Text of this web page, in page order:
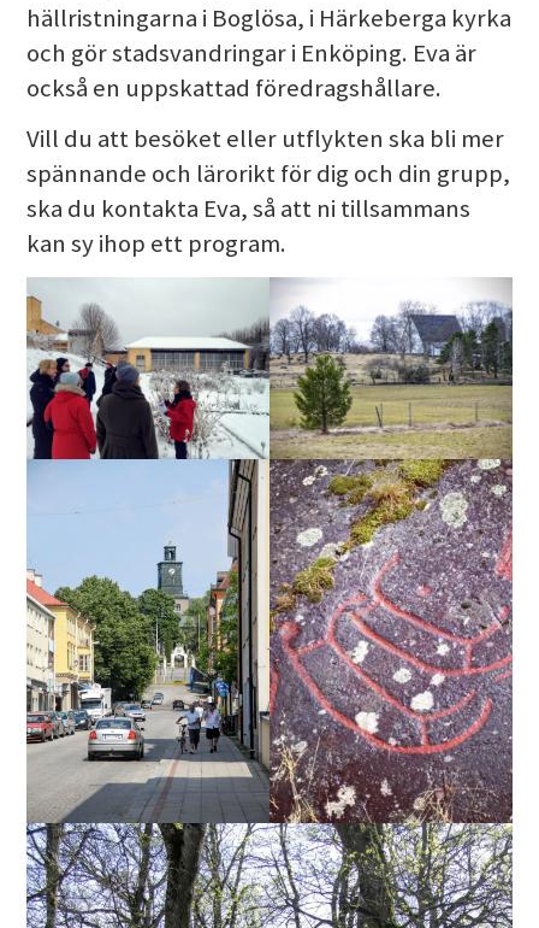
hällristningarna i Boglösa, i Härkeberga kyrka
och gör stadsvandringar i Enköping. Eva är
också en uppskattad föredragshållare.
Vill du att besöket eller utflykten ska bli mer
spännande och lärorikt för dig och din grupp,
ska du kontakta Eva, så att ni tillsammans
kan sy ihop ett program.